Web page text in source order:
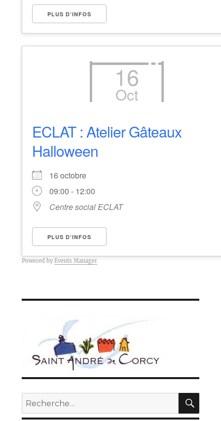
PLUS D’INFOS
16
Oct
ECLAT : Atelier Gâteaux
Halloween
16 octobre
09:00 - 12:00
Centre social ECLAT
PLUS D’INFOS
Powered byEvents Manager
Recherche
pour :